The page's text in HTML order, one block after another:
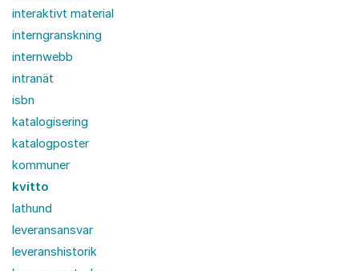
interaktivt material
interngranskning
internwebb
intranät
isbn
katalogisering
katalogposter
kommuner
kvitto
lathund
leveransansvar
leveranshistorik